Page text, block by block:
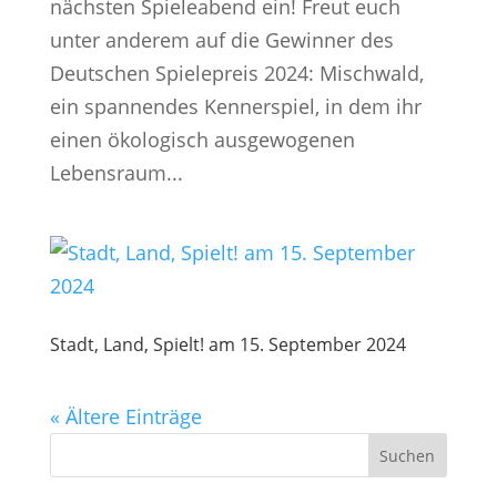
nächsten Spieleabend ein! Freut euch
unter anderem auf die Gewinner des
Deutschen Spielepreis 2024: Mischwald,
ein spannendes Kennerspiel, in dem ihr
einen ökologisch ausgewogenen
Lebensraum...
Stadt, Land, Spielt! am 15. September 2024
« Ältere Einträge
Suchen